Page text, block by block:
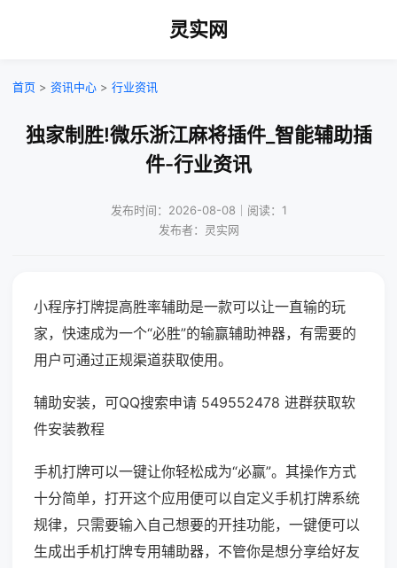
灵实网
首页 > 资讯中心 > 行业资讯
独家制胜!微乐浙江麻将插件_智能辅助插
件-行业资讯
发布时间：2026-08-08｜阅读：1
发布者：灵实网
小程序打牌提高胜率辅助是一款可以让一直输的玩
家，快速成为一个“必胜”的输赢辅助神器，有需要的
用户可通过正规渠道获取使用。
辅助安装，可QQ搜索申请 549552478 进群获取软
件安装教程
手机打牌可以一键让你轻松成为“必赢”。其操作方式
十分简单，打开这个应用便可以自定义手机打牌系统
规律，只需要输入自己想要的开挂功能，一键便可以
生成出手机打牌专用辅助器，不管你是想分享给好友